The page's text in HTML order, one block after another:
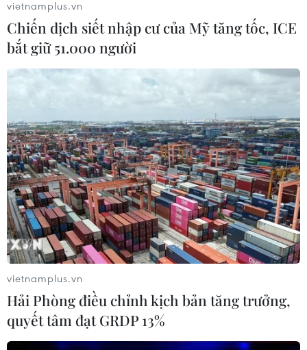
Thái Lan: Xả súng gây thương vong
tại trường học ở Nonthaburi
Nghệ nhân Đặng Văn Hậu
thổi sức sống mới cho nghệ thuật tò
he truyền thống
07/08/2026 03:19
Xem thêm
vietnamplus.vn
Chiến dịch siết nhập cư của Mỹ tăng tốc, ICE
bắt giữ 51.000 người
vietnamplus.vn
Hải Phòng điều chỉnh kịch bản tăng trưởng,
quyết tâm đạt GRDP 13%